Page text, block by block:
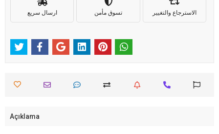
ارسال سريع تسوق مأمن الاسترجاع والتغيير
Açıklama